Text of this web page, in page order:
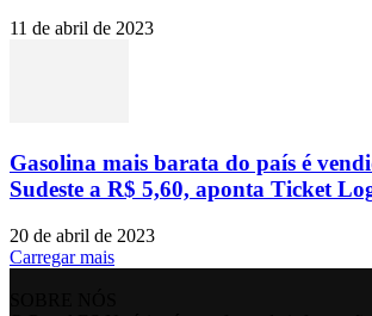
11 de abril de 2023
Gasolina mais barata do país é
Sudeste a R$ 5,60, aponta Ticket
20 de abril de 2023
Carregar mais